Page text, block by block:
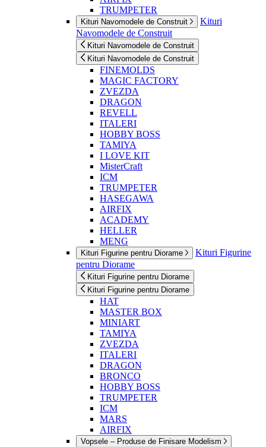
TRUMPETER
Kituri Navomodele de Construit
Kituri
Navomodele de Construit
Kituri Navomodele de Construit
Kituri Navomodele de Construit
FINEMOLDS
MAGIC FACTORY
ZVEZDA
DRAGON
REVELL
ITALERI
HOBBY BOSS
TAMIYA
I LOVE KIT
MisterCraft
ICM
TRUMPETER
HASEGAWA
AIRFIX
ACADEMY
HELLER
MENG
Kituri Figurine pentru Diorame
Kituri Figurine
pentru Diorame
Kituri Figurine pentru Diorame
Kituri Figurine pentru Diorame
HAT
MASTER BOX
MINIART
TAMIYA
ZVEZDA
ITALERI
DRAGON
BRONCO
HOBBY BOSS
TRUMPETER
ICM
MARS
AIRFIX
Vopsele – Produse de Finisare Modelism